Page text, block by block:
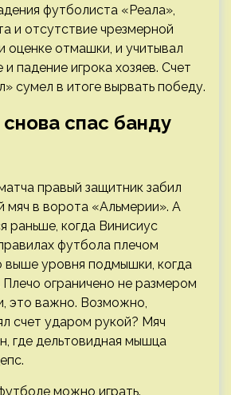
футболиста «Реала»,
и отсутствие чрезмерной
оценке отмашки, и учитывал
и падение игрока хозяев. Счет
сумел в итоге вырвать победу.
спас банду
правый защитник забил
мяч в ворота «Альмерии». А
раньше, когда Винисиус
футбола плечом
выше уровня подмышки, когда
Плечо ограничено не размером
это важно. Возможно,
счет ударом рукой? Мяч
где дельтовидная мышца
можно играть.